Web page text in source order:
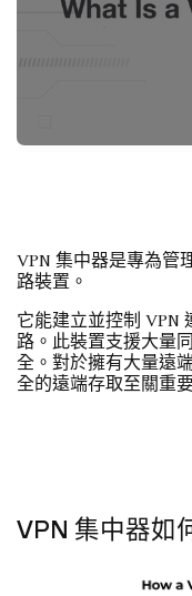
VPN 集中器是專為管
路裝置。
它能建立並控制 VPN
路。此裝置支援大量
全。對於擁有大量遠
全的遠端存取至關重
VPN 集中器如